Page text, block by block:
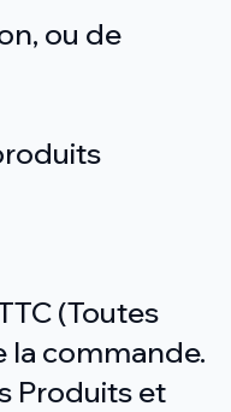
ou de
(Toutes
la commande.
Produits et